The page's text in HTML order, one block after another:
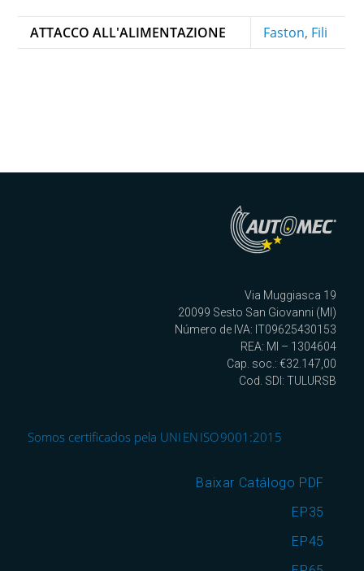
ATTACCO ALL'ALIMENTAZIONE Faston, Fili
Via Muggiasca 19
20099 Sesto San Giovanni (MI)
Número de IVA: IT09625430153
REA: MI – 1304604
Cap. soc.: €32.147,00
Cod. SDI: TULURSB
Somos certificados pela UNI EN ISO 9001:2015
Baixar Catálogo PDF
EP35
EP45